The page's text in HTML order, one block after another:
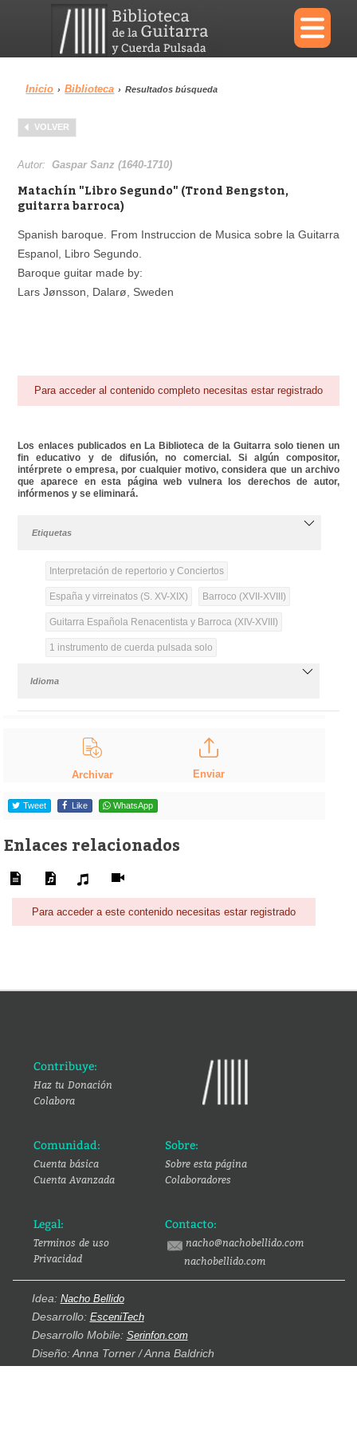
×
Menu
Biblioteca
Área personal
Inicio › Biblioteca › Resultados búsqueda
VOLVER
Autor:Gaspar Sanz (1640-1710)
Matachín "Libro Segundo" (Trond Bengston,
guitarra barroca)
Spanish baroque. From Instruccion de Musica sobre la Guitarra
Espanol, Libro Segundo.
Baroque guitar made by:
Lars Jønsson, Dalarø, Sweden
Para acceder al contenido completo necesitas estar registrado
Los enlaces publicados en La Biblioteca de la Guitarra solo tienen un
fin educativo y de difusión, no comercial. Si algún compositor,
intérprete o empresa, por cualquier motivo, considera que un archivo
que aparece en esta página web vulnera los derechos de autor,
infórmenos y se eliminará.
Etiquetas
Interpretación de repertorio y Conciertos
España y virreinatos (S. XV-XIX) Barroco (XVII-XVIII)
Guitarra Española Renacentista y Barroca (XIV-XVIII)
1 instrumento de cuerda pulsada solo
Idioma
Archivar Enviar
Tweet Like WhatsApp
Enlaces relacionados
Para acceder a este contenido necesitas estar registrado
Contribuye:
Haz tu Donación
Colabora
Comunidad:
Cuenta básica
Cuenta Avanzada
Sobre:
Sobre esta página
Colaboradores
Legal:
Terminos de uso
Privacidad
Contacto:
nacho@nachobellido.com
nachobellido.com
Idea: Nacho Bellido
Desarrollo: EsceniTech
Desarrollo Mobile: Serinfon.com
Diseño: Anna Torner / Anna Baldrich